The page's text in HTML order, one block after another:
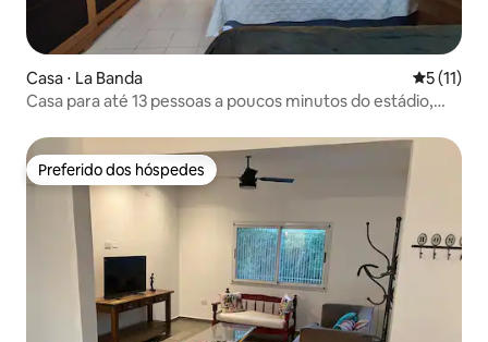
Casa ⋅ La Banda 5 de uma
5 (11)
Casa para até 13 pessoas a poucos minutos do estádio,
Preferido dos hóspedes
Preferido dos hóspedes